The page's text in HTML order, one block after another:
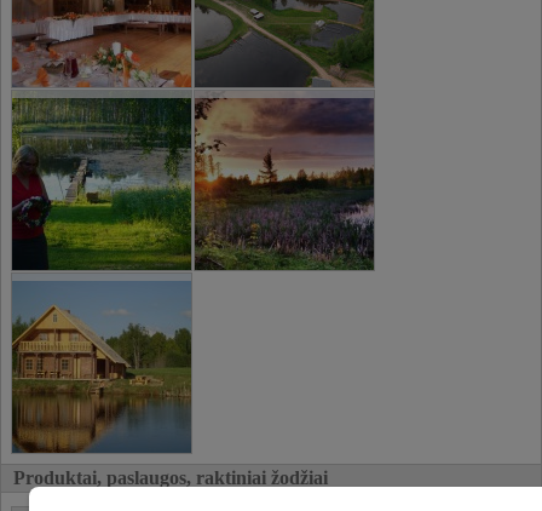
Produktai, paslaugos, raktiniai žodžiai